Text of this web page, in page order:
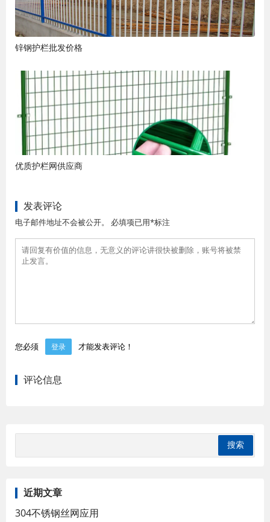
锌钢护栏批发价格
优质护栏网供应商
发表评论
电子邮件地址不会被公开。 必填项已用*标注
您必须 登录 才能发表评论！
评论信息
近期文章
304不锈钢丝网应用